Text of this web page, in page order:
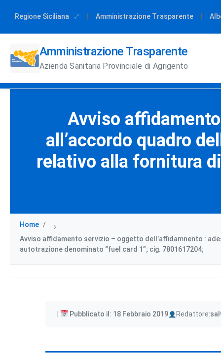
Regione Siciliana Amministrazione Trasparente
Amministrazione Trasparente
Azienda Sanitaria Provinciale di Agrigento
Avviso
all’accordo quadro
relativo alla fornitura
Home ›
Avviso affidamento servizio – oggetto dell’affidamnento :
autotrazione denominato “fuel card 1”; cig. 7801617204;
Pubblicato il: 18 Febbraio 2019 Redattore:
Author